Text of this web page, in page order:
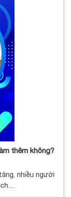
thêm không?
nhiều người